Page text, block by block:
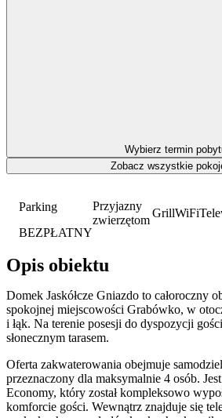
Parking
BEZPŁATNY
Przyjazny
zwierzętom
GrillWiFi
Opis obiektu
Domek Jaskółcze Gniazdo to całoroczny
spokojnej miejscowości Grabówko, w
i łąk. Na terenie posesji do dyspozycji
słonecznym tarasem.
Oferta zakwaterowania obejmuje
przeznaczony dla maksymalnie 4 osób.
Economy, który został kompleksowo
komforcie gości. Wewnątrz znajduje się
Wybierz termin
Zobacz wszystkie